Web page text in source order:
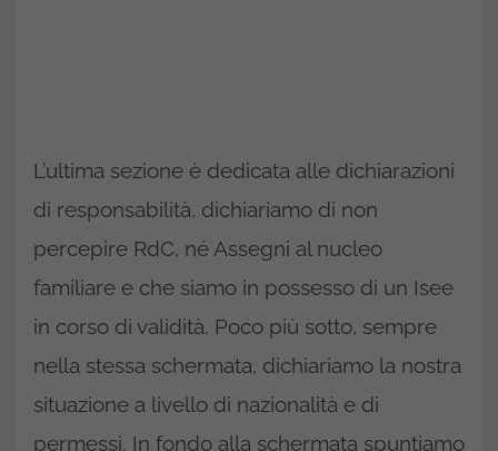
L’ultima sezione è dedicata alle dichiarazioni
di responsabilità, dichiariamo di non
percepire RdC, né Assegni al nucleo
familiare e che siamo in possesso di un Isee
in corso di validità. Poco più sotto, sempre
nella stessa schermata, dichiariamo la nostra
situazione a livello di nazionalità e di
permessi. In fondo alla schermata spuntiamo